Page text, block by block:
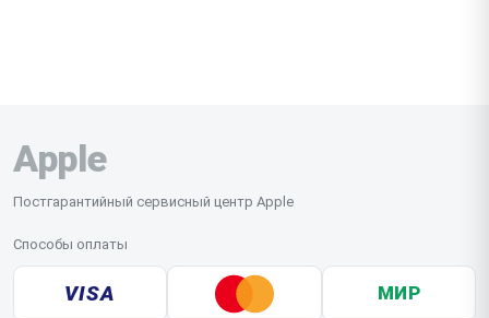
Apple
Постгарантийный сервисный центр Apple
Способы оплаты
VISA МИР